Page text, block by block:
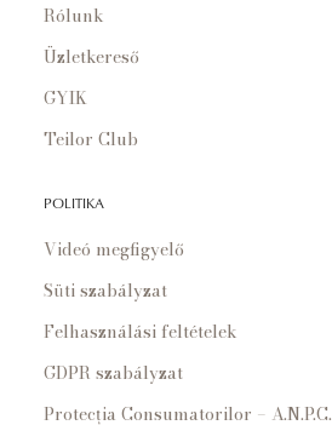
Rólunk
Üzletkereső
GYIK
Teilor Club
POLITIKA
Videó megfigyelő
Süti szabályzat
Felhasználási feltételek
GDPR szabályzat
Protecția Consumatorilor – A.N.P.C.